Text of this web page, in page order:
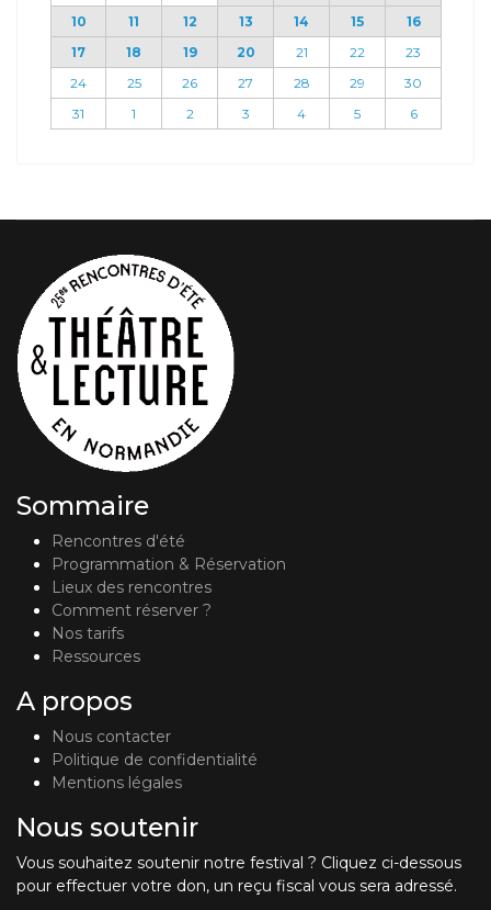
10
11 12 13 14 15
16
17
18 19 20 21 22
23
24
25 26 27 28 29
30
31
1 2 3 4 5 6
Sommaire
Rencontres d'été
Programmation & Réservation
Lieux des rencontres
Comment réserver ?
Nos tarifs
Ressources
A propos
Nous contacter
Politique de confidentialité
Mentions légales
Nous soutenir
Vous souhaitez soutenir notre festival ? Cliquez ci-dessous
pour effectuer votre don, un reçu fiscal vous sera adressé.